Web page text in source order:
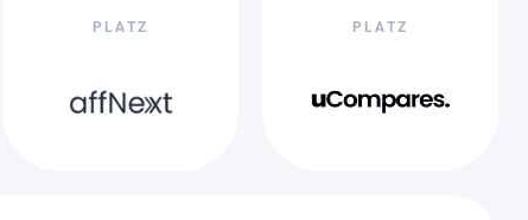
PLATZ PLATZ